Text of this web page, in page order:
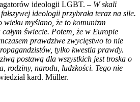
ideologii LGBT. – W skali
ideologii przybrała teraz na sile.
wieku myślano, że to komunizm
świecie. Potem, że w Europie
prawdziwe zwycięstwo to nie
tylko kwestia prawdy.
postawą dla wszystkich jest troska o
rodziny, narodu, ludzkości. Tego nie
kard. Müller.